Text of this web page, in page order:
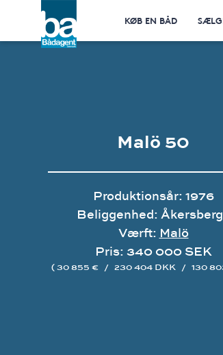
KØB EN BÅD
Malö 50
Produktionsår: 1976
Beliggenhed:
Værft: Malö
Pris: 340 000 SEK
( 30 855 € / 230 404 DKK / 130